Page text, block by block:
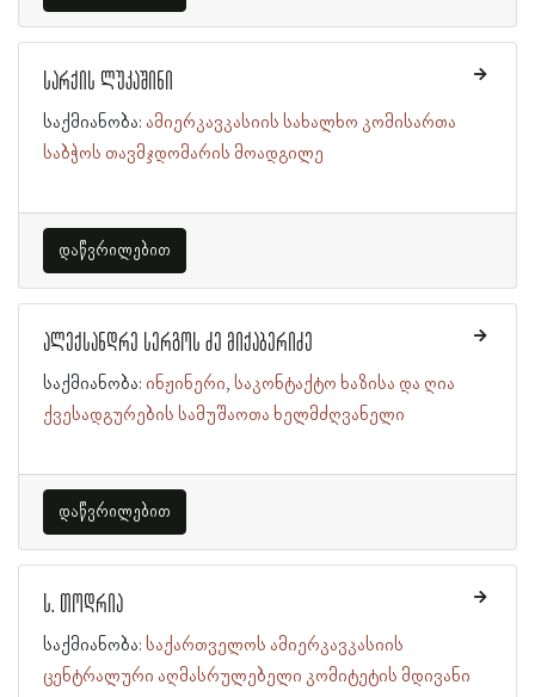
სარქის ლუკაშინი
საქმიანობა: ამიერკავკასიის სახალხო კომისართა
საბჭოს თავმჯდომარის მოადგილე
დაწვრილებით
ალექსანდრე სერგოს ძე მიქაბერიძე
საქმიანობა: ინჟინერი საკონტაქტო ხაზისა და ღია
ქვესადგურების სამუშაოთა ხელმძღვანელი
დაწვრილებით
ს. თოდრია
საქმიანობა: საქართველოს ამიერკავკასიის
ცენტრალური აღმასრულებელი კომიტეტის მდივანი